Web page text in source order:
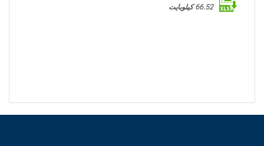
66.52 كيلوبايت